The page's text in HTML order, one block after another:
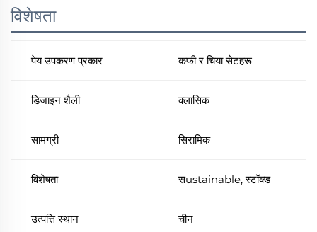
विशेषता
पेय उपकरण प्रकार कफी र चिया सेटहरू
डिजाइन शैली क्लासिक
सामग्री सिरामिक
विशेषता सustainable, स्टॉक्ड
उत्पत्ति स्थान चीन